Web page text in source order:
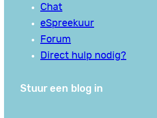
Chat
eSpreekuur
Forum
Direct hulp nodig?
Stuur een blog in